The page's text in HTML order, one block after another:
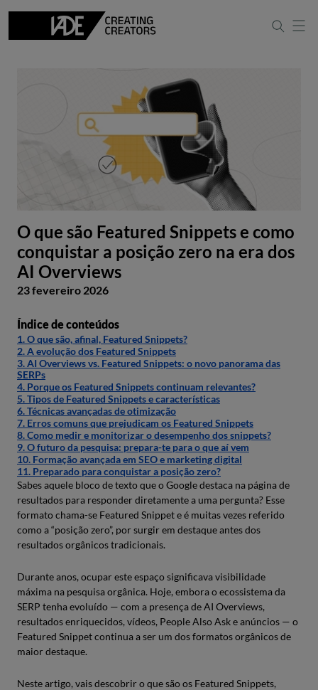
O que são Featured Snippets e como
conquistar a posição zero na era dos
AI Overviews
23 fevereiro 2026
Índice de conteúdos
1. O que são, afinal, Featured Snippets?
2. A evolução dos Featured Snippets
3. AI Overviews vs. Featured Snippets: o novo panorama das
SERPs
4. Porque os Featured Snippets continuam relevantes?
5. Tipos de Featured Snippets e características
6. Técnicas avançadas de otimização
7. Erros comuns que prejudicam os Featured Snippets
8. Como medir e monitorizar o desempenho dos snippets?
9. O futuro da pesquisa: prepara-te para o que aí vem
10. Formação avançada em SEO e marketing digital
11. Preparado para conquistar a posição zero?
Sabes aquele bloco de texto que o Google destaca na página de
resultados para responder diretamente a uma pergunta? Esse
formato chama-se Featured Snippet e é muitas vezes referido
como a “posição zero”, por surgir em destaque antes dos
resultados orgânicos tradicionais.
Durante anos, ocupar este espaço significava visibilidade
máxima na pesquisa orgânica. Hoje, embora o ecossistema da
SERP tenha evoluído — com a presença de AI Overviews,
resultados enriquecidos, vídeos, People Also Ask e anúncios — o
Featured Snippet continua a ser um dos formatos orgânicos de
maior destaque.
Neste artigo, vais descobrir o que são os Featured Snippets,